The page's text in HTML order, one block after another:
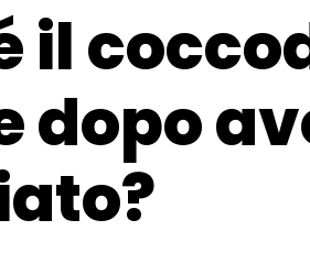
il
dopo